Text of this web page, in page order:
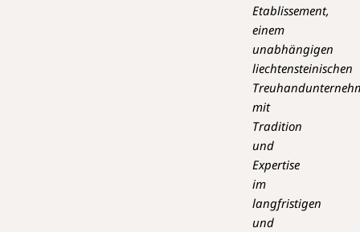
Etablissement,
einem
unabhängigen
liechtensteinischen
mit
Tradition
und
Expertise
im
langfristigen
und